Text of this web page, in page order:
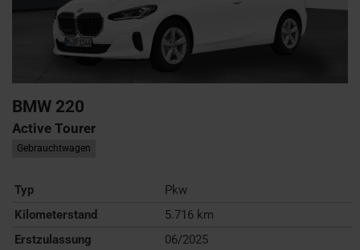
BMW 220
Active Tourer
Gebrauchtwagen
Typ
Pkw
Kilometerstand
5.716 km
Erstzulassung
06/2025